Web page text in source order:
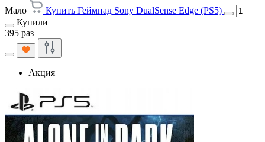
Мало
Купить Геймпад Sony DualSense Edge (PS5)
Купили
395 раз
Акция